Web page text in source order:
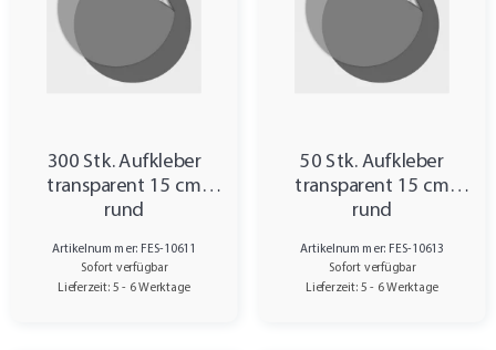
300 Stk. Aufkleber
transparent 15 cm
rund
Artikelnummer: FES-10611
Sofort verfügbar
Lieferzeit: 5 - 6 Werktage
50 Stk. Aufkleber
transparent 15 cm
rund
Artikelnummer: FES-10613
Sofort verfügbar
Lieferzeit: 5 - 6 Werktage